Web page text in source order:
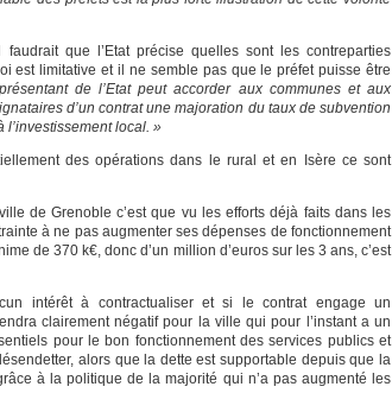
que l’Etat précise quelles sont les contreparties
est limitative et il ne semble pas que le préfet puisse être
de l’Etat peut accorder aux communes et aux
d’un contrat une majoration du taux de subvention
local. »
des opérations dans le rural et en Isère ce sont
de Grenoble c’est que vu les efforts déjà faits dans les
à ne pas augmenter ses dépenses de fonctionnement
de 370 k€, donc d’un million d’euros sur les 3 ans, c’est
intérêt à contractualiser et si le contrat engage un
clairement négatif pour la ville qui pour l’instant a un
pour le bon fonctionnement des services publics et
alors que la dette est supportable depuis que la
à la politique de la majorité qui n’a pas augmenté les